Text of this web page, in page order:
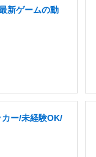
新ゲームの動
カー/未経験OK/